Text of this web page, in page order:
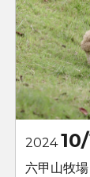
202410/
六甲山牧場